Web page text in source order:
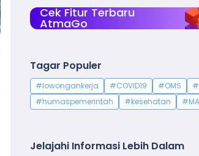
Cek Fitur Terbaru
AtmaGo
Tagar Populer
#lowongankerja #COVID19 #OMS
#humaspemerintah
#kesehatan
Jelajahi Informasi Lebih Dalam